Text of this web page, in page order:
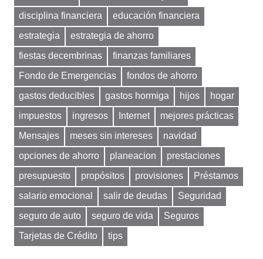
disciplina financiera
educación financiera
estrategia
estrategia de ahorro
fiestas decembrinas
finanzas familiares
Fondo de Emergencias
fondos de ahorro
gastos deducibles
gastos hormiga hijos
hogar
impuestos
ingresos Internet
mejores prácticas
Mensajes
meses sin intereses
navidad
opciones de ahorro
planeacion
prestaciones
presupuesto
propósitos provisiones
Préstamos
salario emocional
salir de deudas
Seguridad
seguro de auto
seguro de vida
Seguros
Tarjetas de Crédito
tips